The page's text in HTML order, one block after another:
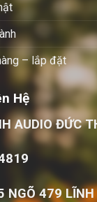
– lắp đặt
Hệ
AUDIO ĐỨC
NGÕ 479